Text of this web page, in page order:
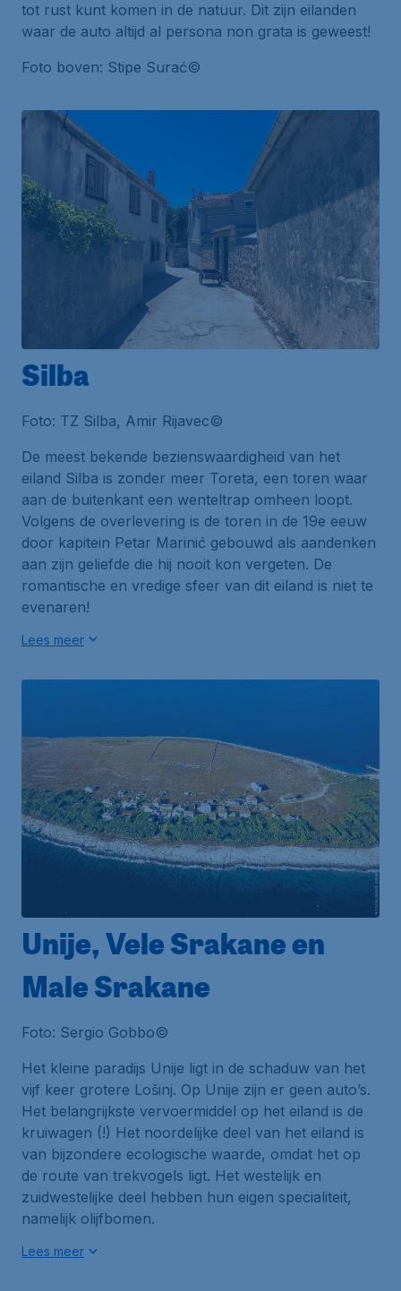
tot rust kunt komen in de natuur. Dit zijn eilanden
waar de auto altijd al persona non grata is geweest!
Foto boven: Stipe Surać©
Silba
Foto: TZ Silba, Amir Rijavec©
De meest bekende bezienswaardigheid van het
eiland Silba is zonder meer Toreta, een toren waar
aan de buitenkant een wenteltrap omheen loopt.
Volgens de overlevering is de toren in de 19e eeuw
door kapitein Petar Marinić gebouwd als aandenken
aan zijn geliefde die hij nooit kon vergeten. De
romantische en vredige sfeer van dit eiland is niet te
evenaren!
Lees meer
Unije, Vele Srakane en
Male Srakane
Foto: Sergio Gobbo©
Het kleine paradijs Unije ligt in de schaduw van het
vijf keer grotere Lošinj. Op Unije zijn er geen auto’s.
Het belangrijkste vervoermiddel op het eiland is de
kruiwagen (!) Het noordelijke deel van het eiland is
van bijzondere ecologische waarde, omdat het op
de route van trekvogels ligt. Het westelijk en
zuidwestelijke deel hebben hun eigen specialiteit,
namelijk olijfbomen.
Lees meer